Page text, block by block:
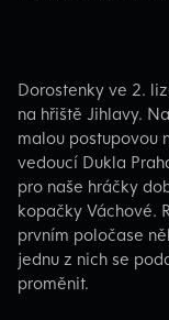
Dorostenky ve 2.
na hřiště Jihlavy.
malou postupovou
vedoucí Dukla
pro naše hráčky
kopačky Váchové.
prvním poločase
jednu z nich se
proměnit.